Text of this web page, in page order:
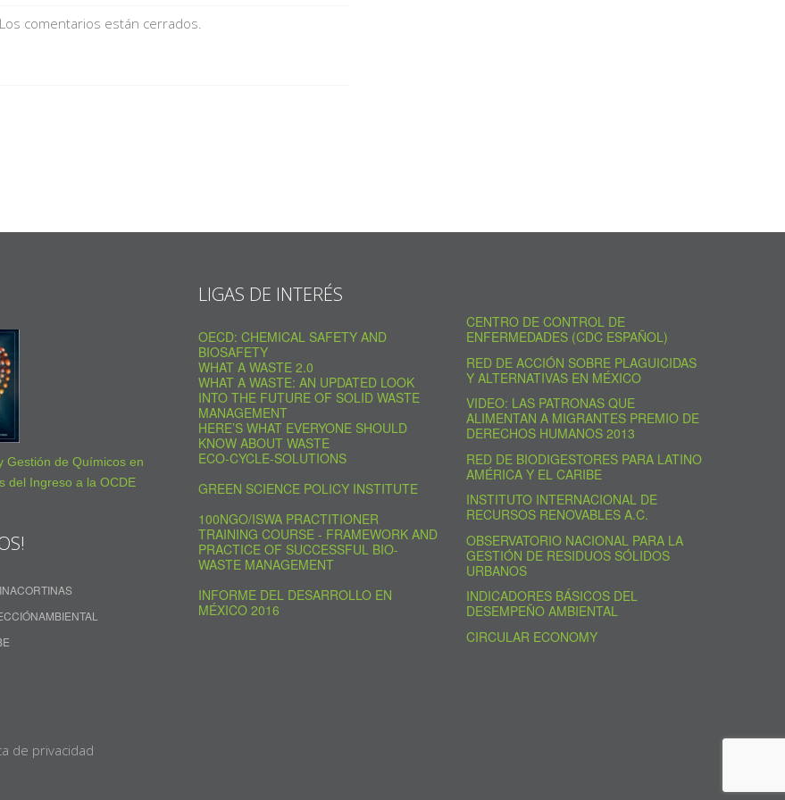
Los comentarios están cerrados.
Gestión de Químicos en
del Ingreso a la OCDE
LIGAS DE INTERÉS
OECD: CHEMICAL SAFETY AND
BIOSAFETY
WHAT A WASTE 2.0
WHAT A WASTE: AN UPDATED LOOK
INTO THE FUTURE OF SOLID WASTE
MANAGEMENT
HERE’S WHAT EVERYONE SHOULD
KNOW ABOUT WASTE
ECO-CYCLE-SOLUTIONS
GREEN SCIENCE POLICY INSTITUTE
100NGO/ISWA PRACTITIONER
TRAINING COURSE - FRAMEWORK AND
PRACTICE OF SUCCESSFUL BIO-
WASTE MANAGEMENT
INFORME DEL DESARROLLO EN
MÉXICO 2016
CENTRO DE CONTROL DE
ENFERMEDADES (CDC ESPAÑOL)
RED DE ACCIÓN SOBRE PLAGUICIDAS
Y ALTERNATIVAS EN MÉXICO
VIDEO: LAS PATRONAS QUE
ALIMENTAN A MIGRANTES PREMIO DE
DERECHOS HUMANOS 2013
RED DE BIODIGESTORES PARA LATINO
AMÉRICA Y EL CARIBE
INSTITUTO INTERNACIONAL DE
RECURSOS RENOVABLES A.C.
OBSERVATORIO NACIONAL PARA LA
GESTIÓN DE RESIDUOS SÓLIDOS
URBANOS
INDICADORES BÁSICOS DEL
DESEMPEÑO AMBIENTAL
CIRCULAR ECONOMY
de privacidad